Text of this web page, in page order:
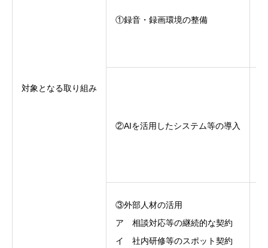
対象となる取り組み
①録音・録画環境の整備
②AIを活用したシステム等の導入
③外部人材の活用
ア 相談対応等の継続的な契約
イ 社内研修等のスポット契約